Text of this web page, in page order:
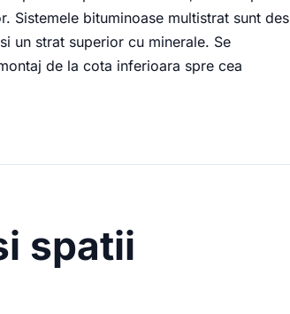
Sistemele bituminoase multistrat sunt des
un strat superior cu minerale. Se
de la cota inferioara spre cea
spatii